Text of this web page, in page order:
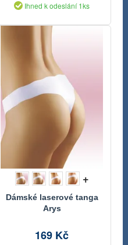
Ihned k odeslání 1ks
+
Dámské laserové tanga
Arys
169 Kč